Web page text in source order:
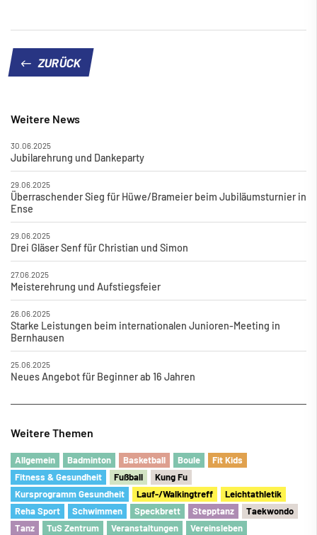
ZURÜCK
Weitere News
30.06.2025
Jubilarehrung und Dankeparty
29.06.2025
Überraschender Sieg für Hüwe/Brameier beim Jubiläumsturnier in
Ense
29.06.2025
Drei Gläser Senf für Christian und Simon
27.06.2025
Meisterehrung und Aufstiegsfeier
26.06.2025
Starke Leistungen beim internationalen Junioren-Meeting in
Bernhausen
25.06.2025
Neues Angebot für Beginner ab 16 Jahren
Weitere Themen
Allgemein Badminton Basketball Boule
Fit Kids
Fitness & Gesundheit
Fußball
Kung Fu
Kursprogramm Gesundheit
Lauf-/Walkingtreff
Leichtathletik
Reha Sport
Schwimmen Speckbrett Stepptanz
Taekwondo
Tanz
TuS Zentrum Veranstaltungen
Vereinsleben